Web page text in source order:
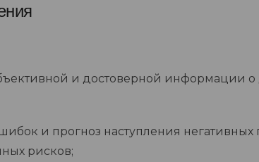
и достоверной информации о
и прогноз наступления негативных
рисков;